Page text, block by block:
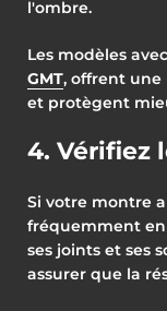
l'ombre.
Les modèles
GMT, offrent une
et protègent
4. Vérifiez
Si votre montre
fréquemment
ses joints et ses
assurer que la